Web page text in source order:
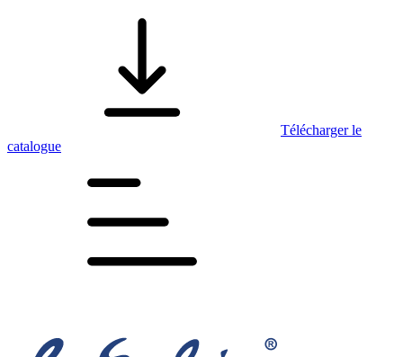
Télécharger le
catalogue